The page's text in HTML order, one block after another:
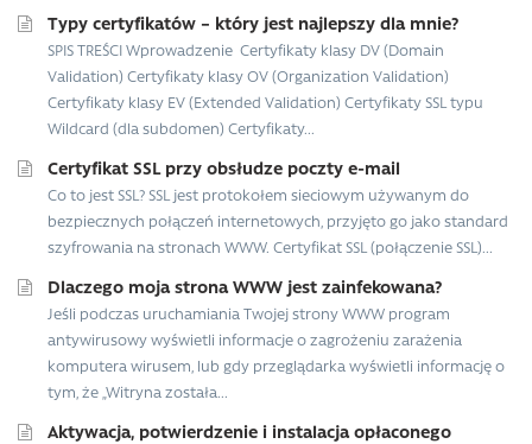
Typy certyfikatów – który jest najlepszy dla mnie?
SPIS TREŚCI Wprowadzenie Certyfikaty klasy DV (Domain
Validation) Certyfikaty klasy OV (Organization Validation)
Certyfikaty klasy EV (Extended Validation) Certyfikaty SSL typu
Wildcard (dla subdomen) Certyfikaty...
Certyfikat SSL przy obsłudze poczty e-mail
Co to jest SSL? SSL jest protokołem sieciowym używanym do
bezpiecznych połączeń internetowych, przyjęto go jako standard
szyfrowania na stronach WWW. Certyfikat SSL (połączenie SSL)...
Dlaczego moja strona WWW jest zainfekowana?
Jeśli podczas uruchamiania Twojej strony WWW program
antywirusowy wyświetli informacje o zagrożeniu zarażenia
komputera wirusem, lub gdy przeglądarka wyświetli informację o
tym, że „Witryna została...
Aktywacja, potwierdzenie i instalacja opłaconego